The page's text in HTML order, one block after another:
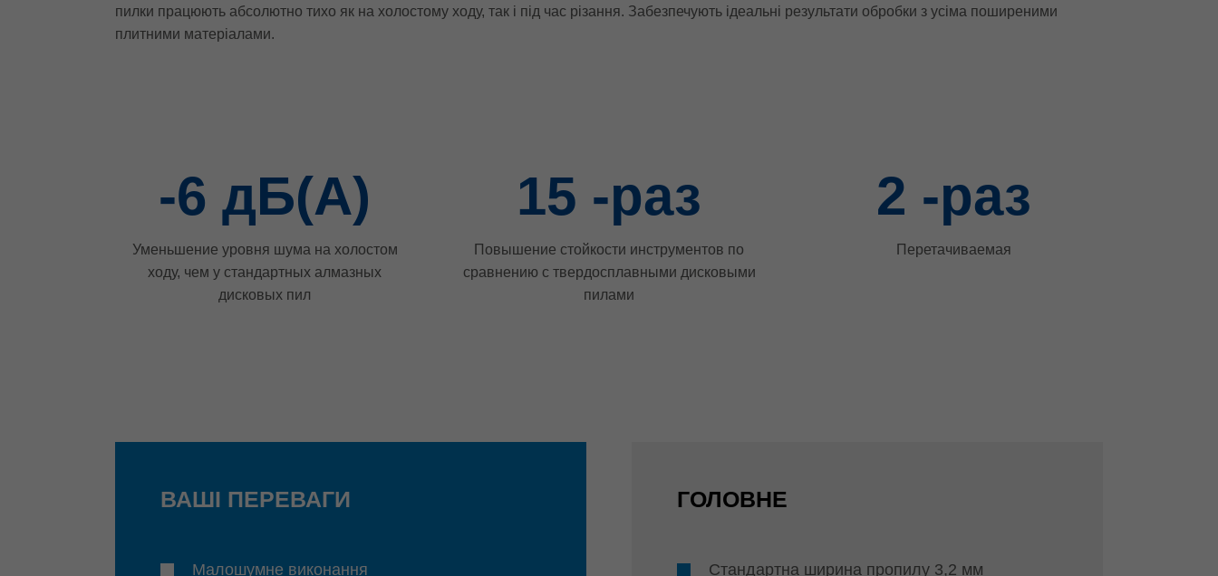
пилки працюють абсолютно тихо як на холостому ходу, так і під час різання. Забезпечують ідеальні результати обробки з усіма поширеними
плитними матеріалами.
-6 дБ(А)
Уменьшение уровня шума на холостом
ходу, чем у стандартных алмазных
дисковых пил
15 -раз
Повышение стойкости инструментов по
сравнению с твердосплавными дисковыми
пилами
2 -раз
Перетачиваемая
ВАШІ ПЕРЕВАГИ
Малошумне виконання
ГОЛОВНЕ
Стандартна ширина пропилу 3,2 мм